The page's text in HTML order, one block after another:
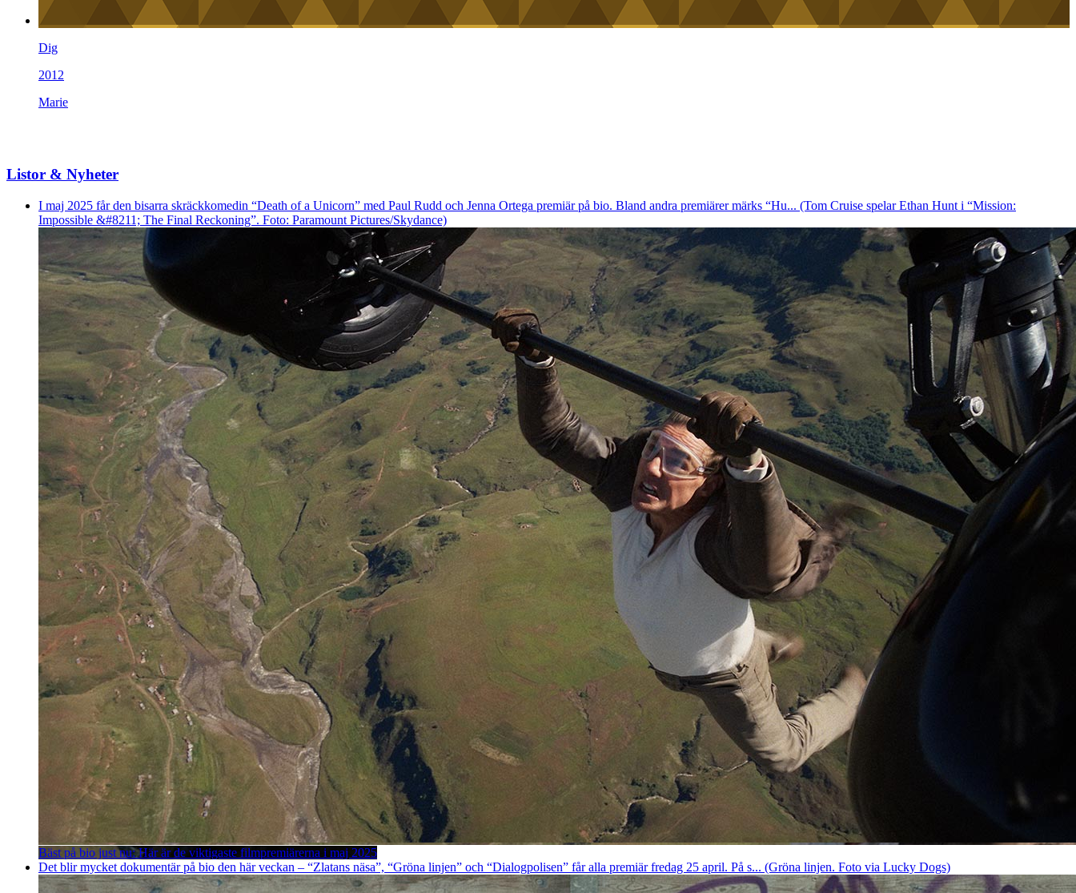
Dig
2012
Marie
Listor & Nyheter
I maj 2025 får den bisarra skräckkomedin “Death of a Unicorn” med Paul Rudd och Jenna Ortega premiär på bio. Bland andra premiärer märks “Hu... (Tom Cruise spelar Ethan Hunt i “Mission:
Impossible &#8211; The Final Reckoning”. Foto: Paramount Pictures/Skydance)
Bäst på bio just nu: Här är de viktigaste filmpremiärerna i maj 2025
Det blir mycket dokumentär på bio den här veckan – “Zlatans näsa”, “Gröna linjen” och “Dialogpolisen” får alla premiär fredag 25 april. På s... (Gröna linjen. Foto via Lucky Dogs)